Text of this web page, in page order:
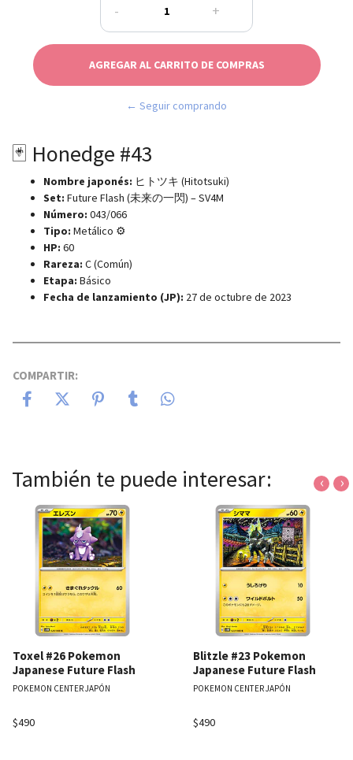
- +
← Seguir comprando
🃏 Honedge #43
Nombre japonés: ヒトツキ (Hitotsuki)
Set: Future Flash (未来の一閃) – SV4M
Número: 043/066
Tipo: Metálico ⚙️
HP: 60
Rareza: C (Común)
Etapa: Básico
Fecha de lanzamiento (JP): 27 de octubre de 2023
COMPARTIR:
También te puede interesar:
Toxel #26 Pokemon
Japanese Future Flash
POKEMON CENTER JAPÓN
$490
Blitzle #23 Pokemon
Japanese Future Flash
POKEMON CENTER JAPÓN
$490
‹ ›